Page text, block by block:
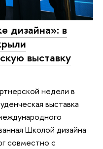
дизайна»: в
выставку
недели в
выставка
Школой дизайна
совместно с